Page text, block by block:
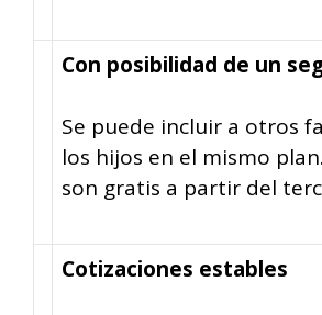
Con posibilidad de un
Se puede incluir a otros
los hijos en el mismo
son gratis a partir del
Cotizaciones estables